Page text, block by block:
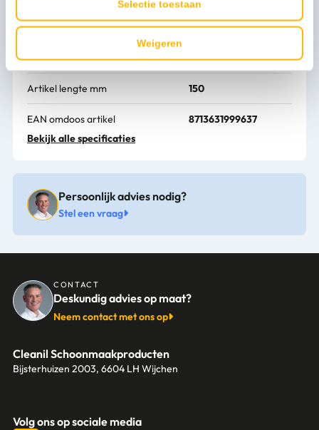
Selectie toestaan
Weigeren
Artikel hoogte mm 800
Artikel breedte mm 130
Artikel lengte mm 150
EAN omdoos artikel 8713631999637
Bekijk alle specificaties
Persoonlijk advies nodig?
Stel een vraag
CONTACT
Deskundig advies op maat?
Neem contact met ons op
Cleanil Schoonmaakproducten
Bijsterhuizen 2003, 6604 LH Wijchen
Volg ons op sociale media